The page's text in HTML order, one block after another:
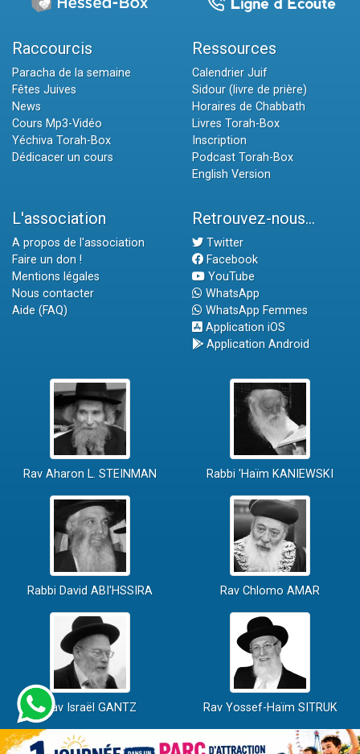
Raccourcis
Paracha de la semaine
Fêtes Juives
News
Cours Mp3-Vidéo
Yéchiva Torah-Box
Dédicacer un cours
Ressources
Calendrier Juif
Sidour (livre de prière)
Horaires de Chabbath
Livres Torah-Box
Inscription
Podcast Torah-Box
English Version
L'association
A propos de l'association
Faire un don !
Mentions légales
Nous contacter
Aide (FAQ)
Retrouvez-nous...
Twitter
Facebook
YouTube
WhatsApp
WhatsApp Femmes
Application iOS
Application Android
Rav Aharon L. STEINMAN Rabbi 'Haïm KANIEWSKI
Rabbi David ABI'HSSIRA Rav Chlomo AMAR
Rav Israël GANTZ Rav Yossef-Haïm SITRUK